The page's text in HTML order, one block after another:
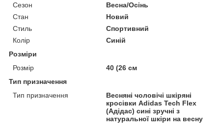
Сезон
Весна/Осінь
Стан
Новий
Стиль
Спортивний
Колір
Синій
Розміри
Розмір
40 (26 см
Тип призначення
Тип призначення
Весняні чоловічі шкіряні
кросівки Adidas Tech Flex
(Адідас) сині зручні з
натуральної шкіри на весну